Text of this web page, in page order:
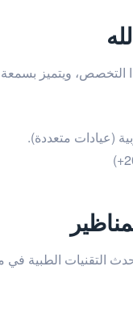
التخصص، ويتميز
(عيادات متعددة).
الطبية في